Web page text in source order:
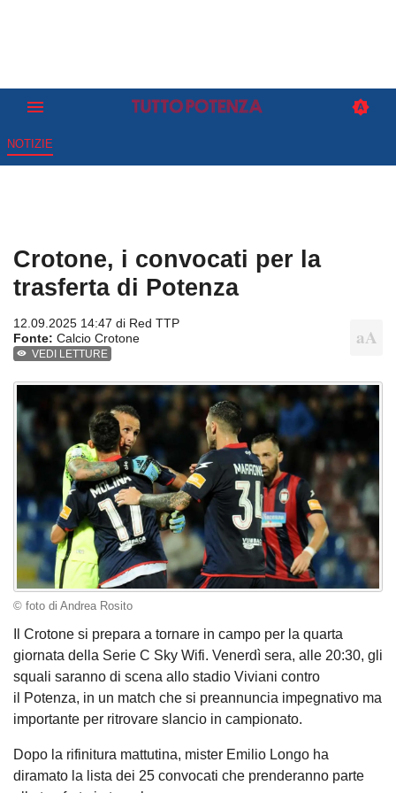
NOTIZIE
Crotone, i convocati per la
trasferta di Potenza
12.09.2025 14:47 di Red TTP
Fonte: Calcio Crotone
VEDI LETTURE
© foto di Andrea Rosito
Il Crotone si prepara a tornare in campo per la quarta
giornata della Serie C Sky Wifi. Venerdì sera, alle 20:30, gli
squali saranno di scena allo stadio Viviani contro
il Potenza, in un match che si preannuncia impegnativo ma
importante per ritrovare slancio in campionato.
Dopo la rifinitura mattutina, mister Emilio Longo ha
diramato la lista dei 25 convocati che prenderanno parte